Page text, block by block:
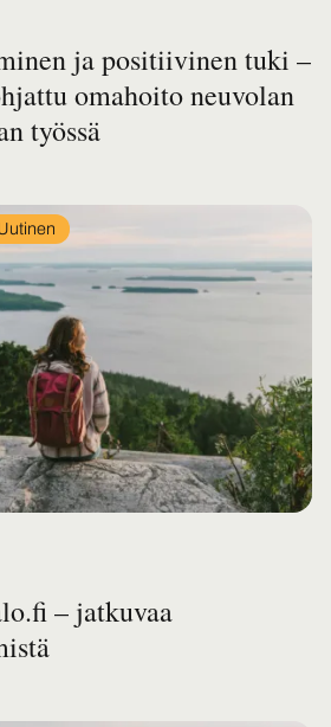
ja positiivinen tuki –
omahoito neuvolan
työssä
– jatkuvaa